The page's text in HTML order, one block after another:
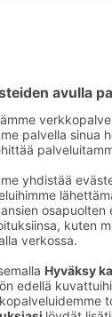
värik­käitä,
teh­tävä oli
Ynnin
Ynnin